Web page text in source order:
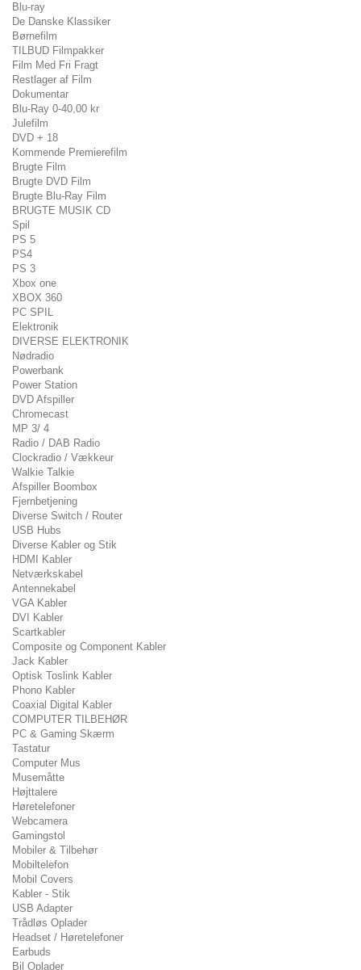
Blu-ray
De Danske Klassiker
Børnefilm
TILBUD Filmpakker
Film Med Fri Fragt
Restlager af Film
Dokumentar
Blu-Ray 0-40,00 kr
Julefilm
DVD + 18
Kommende Premierefilm
Brugte Film
Brugte DVD Film
Brugte Blu-Ray Film
BRUGTE MUSIK CD
Spil
PS 5
PS4
PS 3
Xbox one
XBOX 360
PC SPIL
Elektronik
DIVERSE ELEKTRONIK
Nødradio
Powerbank
Power Station
DVD Afspiller
Chromecast
MP 3/ 4
Radio / DAB Radio
Clockradio / Vækkeur
Walkie Talkie
Afspiller Boombox
Fjernbetjening
Diverse Switch / Router
USB Hubs
Diverse Kabler og Stik
HDMI Kabler
Netværkskabel
Antennekabel
VGA Kabler
DVI Kabler
Scartkabler
Composite og Component Kabler
Jack Kabler
Optisk Toslink Kabler
Phono Kabler
Coaxial Digital Kabler
COMPUTER TILBEHØR
PC & Gaming Skærm
Tastatur
Computer Mus
Musemåtte
Højttalere
Høretelefoner
Webcamera
Gamingstol
Mobiler & Tilbehør
Mobiltelefon
Mobil Covers
Kabler - Stik
USB Adapter
Trådløs Oplader
Headset / Høretelefoner
Earbuds
Bil Oplader